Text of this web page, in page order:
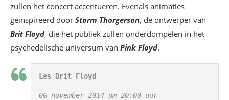
zullen het concert accentueren. Evenals animaties
geïnspireerd door Storm Thorgerson, de ontwerper van
Brit Floyd, die het publiek zullen onderdompelen in het
psychedelische universum van Pink Floyd.
Les Brit Floyd
06 november 2014 om 20:00 uur